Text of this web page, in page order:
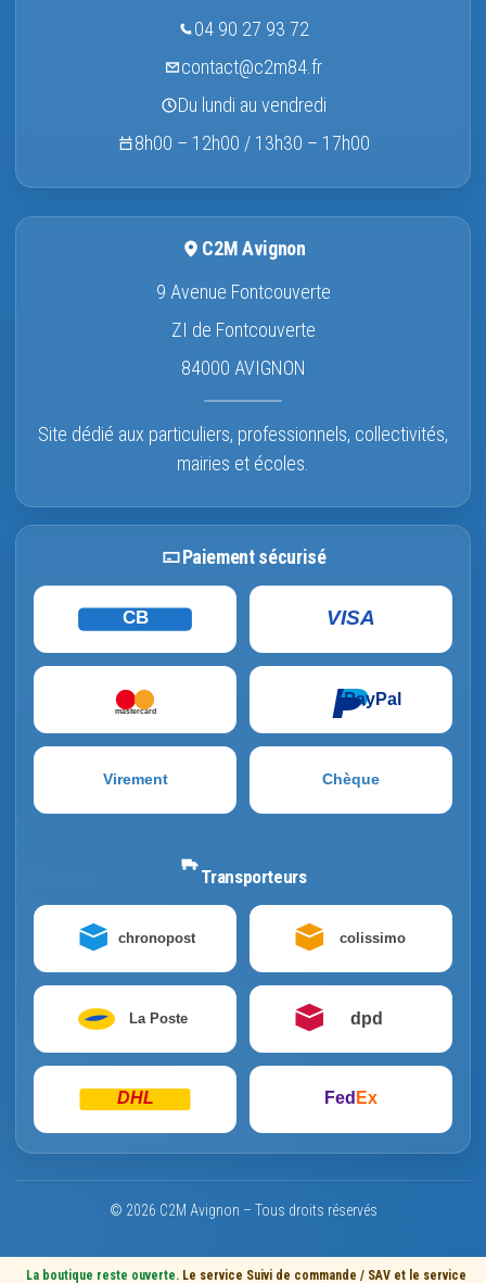
04 90 27 93 72
contact@c2m84.fr
Du lundi au vendredi
8h00 – 12h00 / 13h30 – 17h00
C2M Avignon
9 Avenue Fontcouverte
ZI de Fontcouverte
84000 AVIGNON
Site dédié aux particuliers, professionnels, collectivités,
mairies et écoles.
Paiement sécurisé
CB VISA
mastercard
PayPal
Virement Chèque
Transporteurs
chronopost colissimo
La Poste dpd
DHL Fed Ex
© 2026 C2M Avignon – Tous droits réservés
La boutique reste ouverte.Le service Suivi de commande / SAV et le service